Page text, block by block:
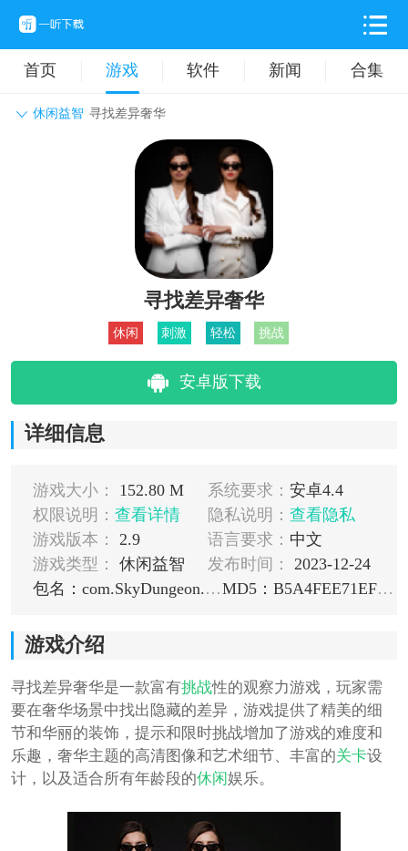
首页 游戏 软件 新闻 合集
休闲益智 寻找差异奢华
动作格斗 休闲益智
卡牌对战 音乐舞蹈
挂机养成
寻找差异奢华
休闲 刺激 轻松 挑战
安卓版下载
详细信息
游戏大小： 152.80 M 系统要求： 安卓4.4
权限说明： 查看详情 隐私说明： 查看隐私
游戏版本：
2.9 语言要求： 中文
游戏类型：
休闲益智 发布时间：
2023-12-24
包名：com.SkyDungeon.FindTheDifferenceLuxury
MD5：B5A4FEE71EF645BF6F2A8E48D4B51B96
游戏介绍
寻找差异奢华是一款富有挑战性的观察力游戏，玩家需
要在奢华场景中找出隐藏的差异，游戏提供了精美的细
节和华丽的装饰，提示和限时挑战增加了游戏的难度和
乐趣，奢华主题的高清图像和艺术细节、丰富的关卡设
计，以及适合所有年龄段的休闲娱乐。